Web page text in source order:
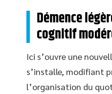
Démence
cognitif
Ici s’ouvre une
s’installe, modifiant
l’organisation du